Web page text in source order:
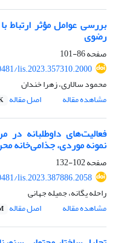
بررسی عوامل مؤثر ارتباط
رضوی
صفحه86-101
lis.2023.357310.2000
محمود سالاری، زهرا خندان
مشاهده مقاله
اصل مقاله
فعالیت‌های داوطلبانه
نمونه موردی، جذامی‌خانه محراب‌خان
صفحه102-132
lis.2023.387886.2058
راحله یگانه، جمیله جهانی
مشاهده مقاله
اصل مقاله